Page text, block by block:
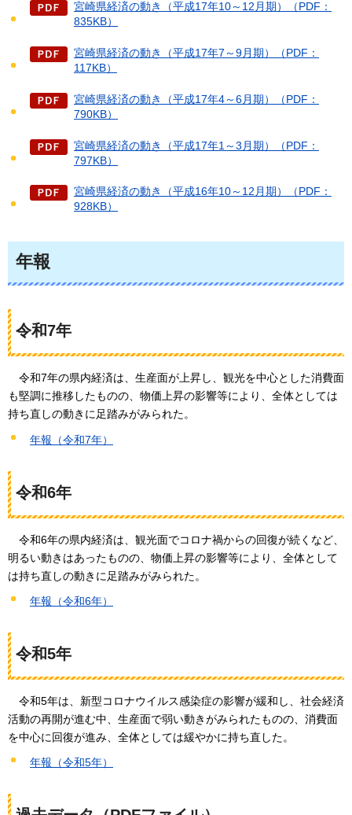
宮崎県経済の動き（平成17年10～12月期）（PDF：
835KB）
宮崎県経済の動き（平成17年7～9月期）（PDF：
117KB）
宮崎県経済の動き（平成17年4～6月期）（PDF：
790KB）
宮崎県経済の動き（平成17年1～3月期）（PDF：
797KB）
宮崎県経済の動き（平成16年10～12月期）（PDF：
928KB）
年報
令和7年
令和7年の県内経済は、生産面が上昇し、観光を中心とした消費面
も堅調に推移したものの、物価上昇の影響等により、全体としては
持ち直しの動きに足踏みがみられた。
年報（令和7年）
令和6年
令和6年の県内経済は、観光面でコロナ禍からの回復が続くなど、
明るい動きはあったものの、物価上昇の影響等により、全体として
は持ち直しの動きに足踏みがみられた。
年報（令和6年）
令和5年
令和5年は、新型コロナウイルス感染症の影響が緩和し、社会経済
活動の再開が進む中、生産面で弱い動きがみられたものの、消費面
を中心に回復が進み、全体としては緩やかに持ち直した。
年報（令和5年）